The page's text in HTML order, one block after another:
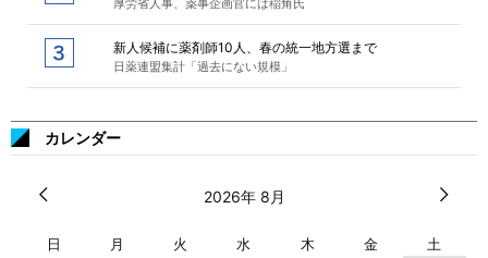
厚労省人事、薬事企画官には稲角氏
新人候補に薬剤師10人、春の統一地方選まで
日薬連盟集計「過去にない規模」
カレンダー
2026年 8月
日 月 火 水 木 金 土